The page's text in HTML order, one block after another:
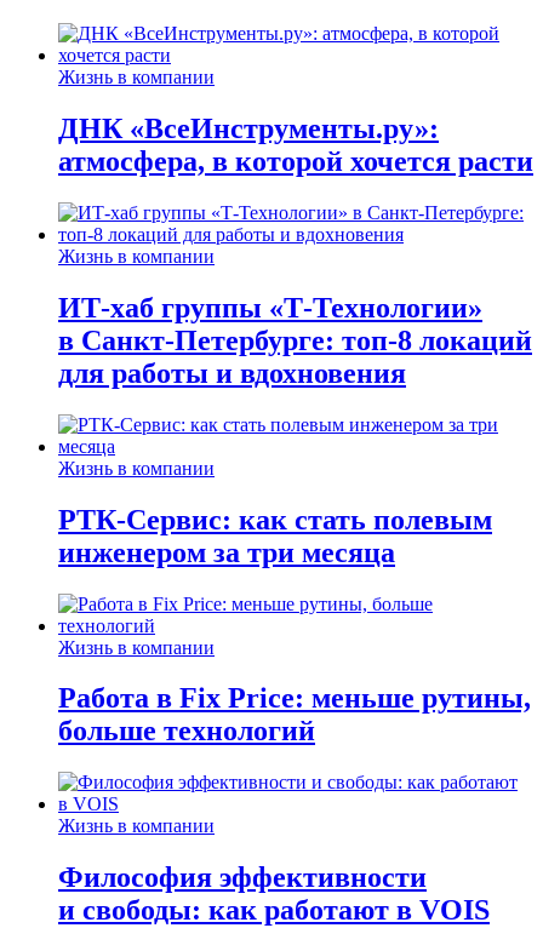
Жизнь в компании
ДНК «ВсеИнструменты.ру»:
атмосфера, в которой хочется расти
Жизнь в компании
ИТ-хаб группы «Т-Технологии»
в Санкт-Петербурге: топ-8 локаций
для работы и вдохновения
Жизнь в компании
РТК-Сервис: как стать полевым
инженером за три месяца
Жизнь в компании
Работа в Fix Price: меньше рутины,
больше технологий
Жизнь в компании
Философия эффективности
и свободы: как работают в VOIS